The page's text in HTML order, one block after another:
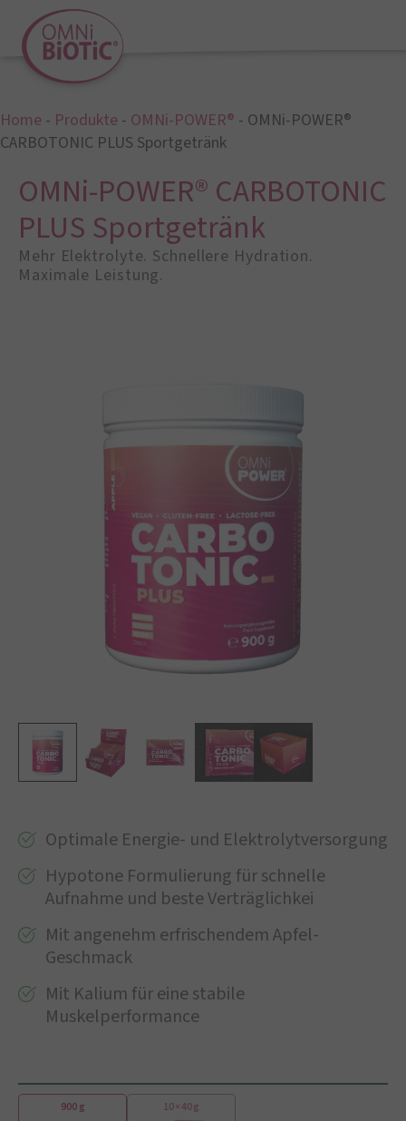
Home - Produkte - OMNi-POWER® - OMNi-POWER®
CARBOTONIC PLUS Sportgetränk
OMNi-POWER® CARBOTONIC
PLUS Sportgetränk
Mehr Elektrolyte. Schnellere Hydration.
Maximale Leistung.
Optimale Energie- und Elektrolytversorgung
Hypotone Formulierung für schnelle
Aufnahme und beste Verträglichkei
Mit angenehm erfrischendem Apfel-
Geschmack
Mit Kalium für eine stabile
Muskelperformance
900 g 10 × 40 g